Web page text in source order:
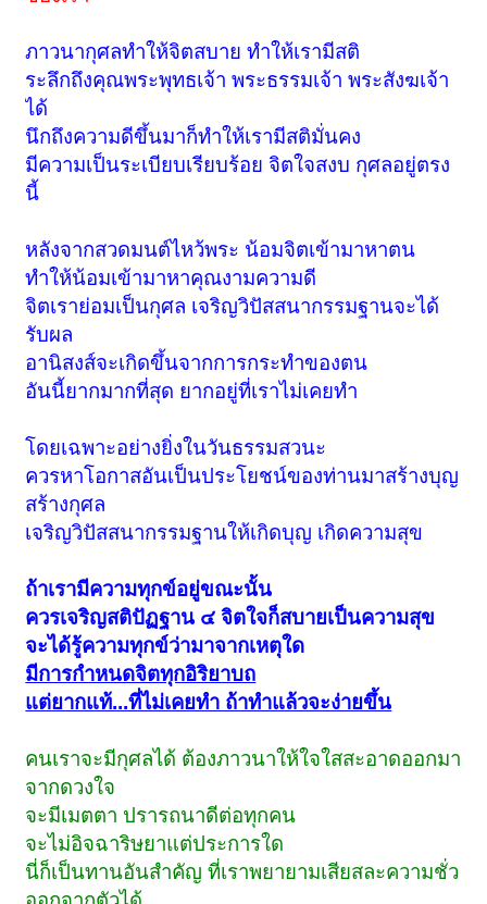
ภาวนากุศลทำให้จิตสบาย ทำให้เรามีสติ
ระลึกถึงคุณพระพุทธเจ้า พระธรรมเจ้า พระสังฆเจ้า
ได้
นึกถึงความดีขึ้นมาก็ทำให้เรามีสติมั่นคง
มีความเป็นระเบียบเรียบร้อย จิตใจสงบ กุศลอยู่ตรง
นี้
หลังจากสวดมนต์ไหว้พระ น้อมจิตเข้ามาหาตน
ทำให้น้อมเข้ามาหาคุณงามความดี
จิตเราย่อมเป็นกุศล เจริญวิปัสสนากรรมฐานจะได้
รับผล
อานิสงส์จะเกิดขึ้นจากการกระทำของตน
อันนี้ยากมากที่สุด ยากอยู่ที่เราไม่เคยทำ
โดยเฉพาะอย่างยิ่งในวันธรรมสวนะ
ควรหาโอกาสอันเป็นประโยชน์ของท่านมาสร้างบุญ
สร้างกุศล
เจริญวิปัสสนากรรมฐานให้เกิดบุญ เกิดความสุข
ถ้าเรามีความทุกข์อยู่ขณะนั้น
ควรเจริญสติปัฏฐาน ๔ จิตใจก็สบายเป็นความสุข
จะได้รู้ความทุกข์ว่ามาจากเหตุใด
มีการกำหนดจิตทุกอิริยาบถ
แต่ยากแท้...ที่ไม่เคยทำ ถ้าทำแล้วจะง่ายขึ้น
คนเราจะมีกุศลได้ ต้องภาวนาให้ใจใสสะอาดออกมา
จากดวงใจ
จะมีเมตตา ปรารถนาดีต่อทุกคน
จะไม่อิจฉาริษยาแต่ประการใด
นี่ก็เป็นทานอันสำคัญ ที่เราพยายามเสียสละความชั่ว